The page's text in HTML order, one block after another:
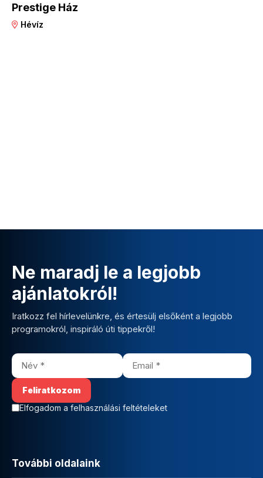
Prestige Ház
Hévíz
Ne maradj le a legjobb
ajánlatokról!
Iratkozz fel hírlevelünkre, és értesülj elsőként a legjobb
programokról, inspiráló úti tippekről!
Elfogadom a felhasználási feltételeket
További oldalaink